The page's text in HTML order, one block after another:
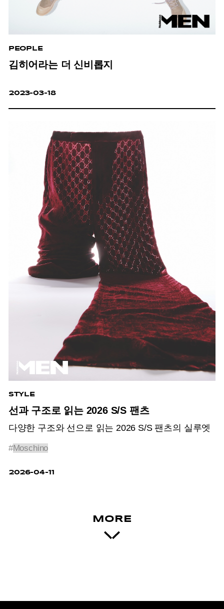
PEOPLE
김히어라는 더 신비롭지
2023-03-18
STYLE
선과 구조로 읽는 2026 S/S 팬츠
다양한 구조와 선으로 읽는 2026 S/S 팬츠의 실루엣
#Moschino
2026-04-11
MORE